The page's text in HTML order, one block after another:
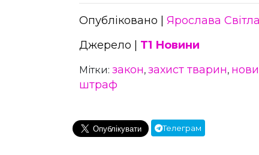
Опубліковано | Ярослава Світла
Джерело | Т1 Новини
Мітки: закон, захист тварин,
штраф
Телеграм